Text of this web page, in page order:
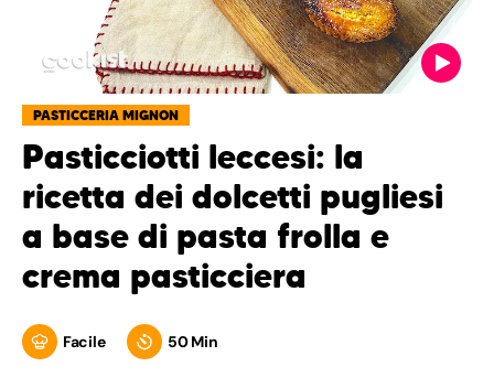
PASTICCERIA MIGNON
Pasticciotti leccesi: la
ricetta dei dolcetti pugliesi
a base di pasta frolla e
crema pasticciera
Facile 50 Min